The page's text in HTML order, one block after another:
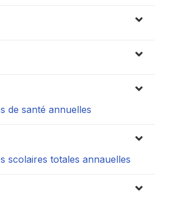
de santé annuelles
scolaires totales annauelles